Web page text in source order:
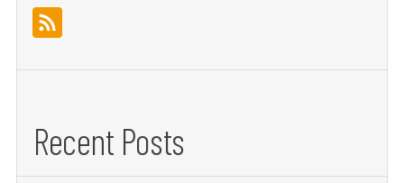
Recent Posts